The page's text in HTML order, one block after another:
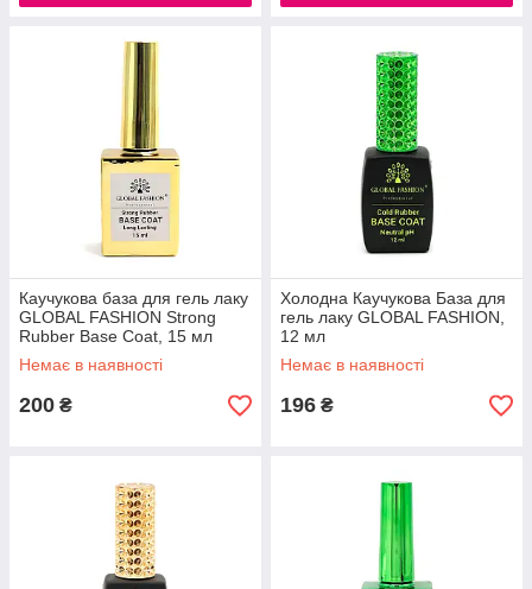
Каучукова база для гель лаку
GLOBAL FASHION Strong
Rubber Base Coat, 15 мл
Немає в наявності
200 ₴
Холодна Каучукова База для
гель лаку GLOBAL FASHION,
12 мл
Немає в наявності
196 ₴